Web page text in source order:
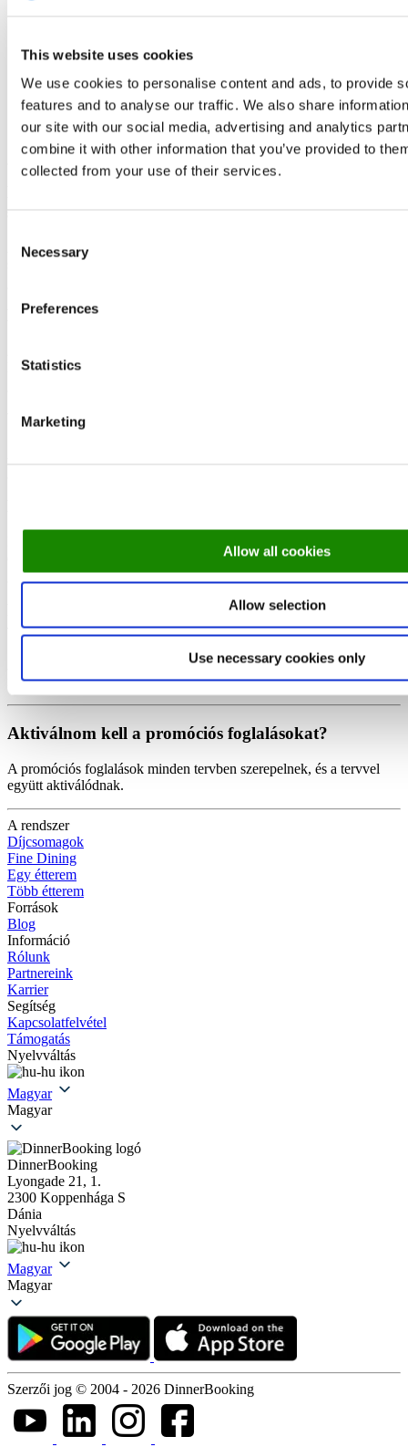
This website uses cookies
We use cookies to personalise content and ads, to provide
features and to analyse our traffic. We also share
our site with our social media, advertising and analytics
combine it with other information that you’ve provided to
collected from your use of their services.
Selection
Necessary
Preferences
Statistics
Marketing
Allow all cookies
Allow selection
Use necessary cookies only
A DinnerBooking 20.000követőjével könnyen
elérhetjük a vendégeket.
GYIK
A promóciós foglalásaidat negyedévente számlázzuk ki a normál
számlához kapcsolódóan.
Hogyan láthatom a reklámozott foglalásaimat?
DinnerBooking logóval jelennek meg.
Van-e korlátozás a promóciós foglalásokra?
és keresheted a bizonyos időszakokra lebontva.
Fizetnem kell a meg nem jelent vendégekért és a
várólistákért?
A meg nem jelent vendégek és a várólistára helyezett vendégek után
nem kell fizetned.
Aktiválnom kell a promóciós foglalásokat?
A promóciós foglalások minden tervben szerepelnek, és a tervvel
együtt aktiválódnak.
A rendszer
Díjcsomagok
Fine Dining
Egy étterem
Több étterem
Források
Blog
Információ
Rólunk
Partnereink
Karrier
Segítség
Kapcsolatfelvétel
Támogatás
Nyelvváltás
Magyar
Magyar
DinnerBooking
Lyongade 21, 1.
2300 Koppenhága S
Dánia
Nyelvváltás
Magyar
Magyar
Szerzői jog © 2004 - 2026 DinnerBooking